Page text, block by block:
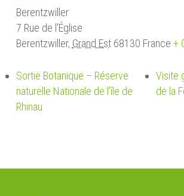
Berentzwiller
7 Rue de l'Église
Berentzwiller, Grand Est 68130 France +
Sortie Botanique – Réserve
naturelle Nationale de l’île de
Rhinau
Visite
de la